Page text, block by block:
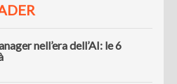
nell’era dell’AI: le 6